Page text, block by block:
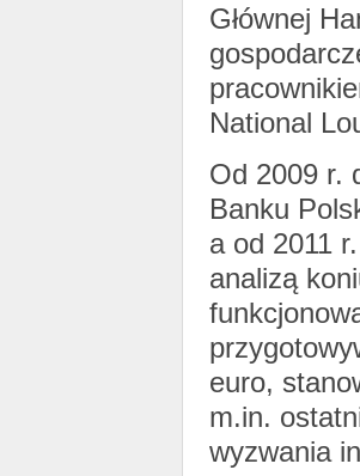
Głównej
National
Od 2009 r.
Banku
a od 2011
analizą
euro,
m.in.
wyzwania